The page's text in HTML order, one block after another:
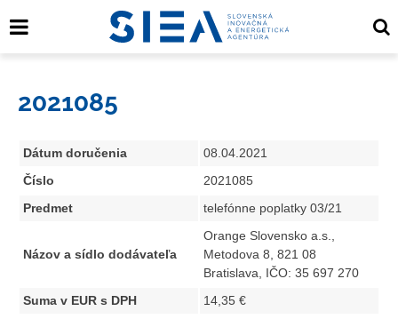
2021085
Dátum doručenia
08.04.2021
Číslo
2021085
Predmet
telefónne poplatky 03/21
Názov a sídlo dodávateľa
Orange Slovensko a.s.,
Metodova 8, 821 08
Bratislava, IČO: 35 697 270
Suma v EUR s DPH
14,35 €